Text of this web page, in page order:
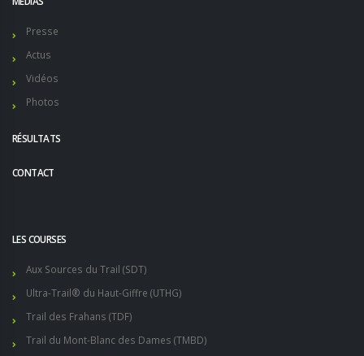
Presse
Actus
Vidéos
Photos
RÉSULTATS
CONTACT
LES COURSES
Aux Sources du Trail (SDT)
Ultra-Trail® du Haut-Giffre (UTHG)
Trail des Frahans (TDF)
Trail du Mont-Blanc des Dames (TMBD)